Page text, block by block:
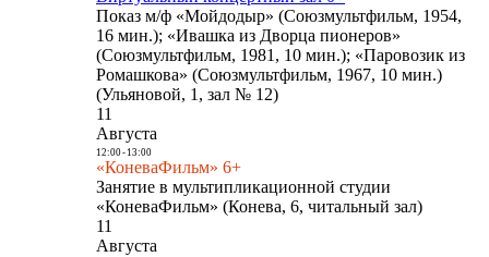
Показ м/ф «Мойдодыр» (Союзмультфильм, 1954,
16 мин.); «Ивашка из Дворца пионеров»
(Союзмультфильм, 1981, 10 мин.); «Паровозик из
Ромашкова» (Союзмультфильм, 1967, 10 мин.)
(Ульяновой, 1, зал № 12)
11
Августа
12:00- 13:00
«КоневаФильм» 6+
Занятие в мультипликационной студии
«КоневаФильм» (Конева, 6, читальный зал)
11
Августа